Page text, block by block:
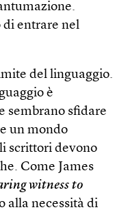
di entrare nel
del linguaggio.
è
sembrano sfidare
un mondo
scrittori devono
Come James
witness to
alla necessità di